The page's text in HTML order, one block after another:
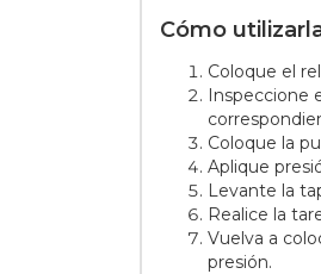
Cómo
Coloque el
Inspeccione
Coloque la
Aplique
Levante la
Realice la
Vuelva a
presión.